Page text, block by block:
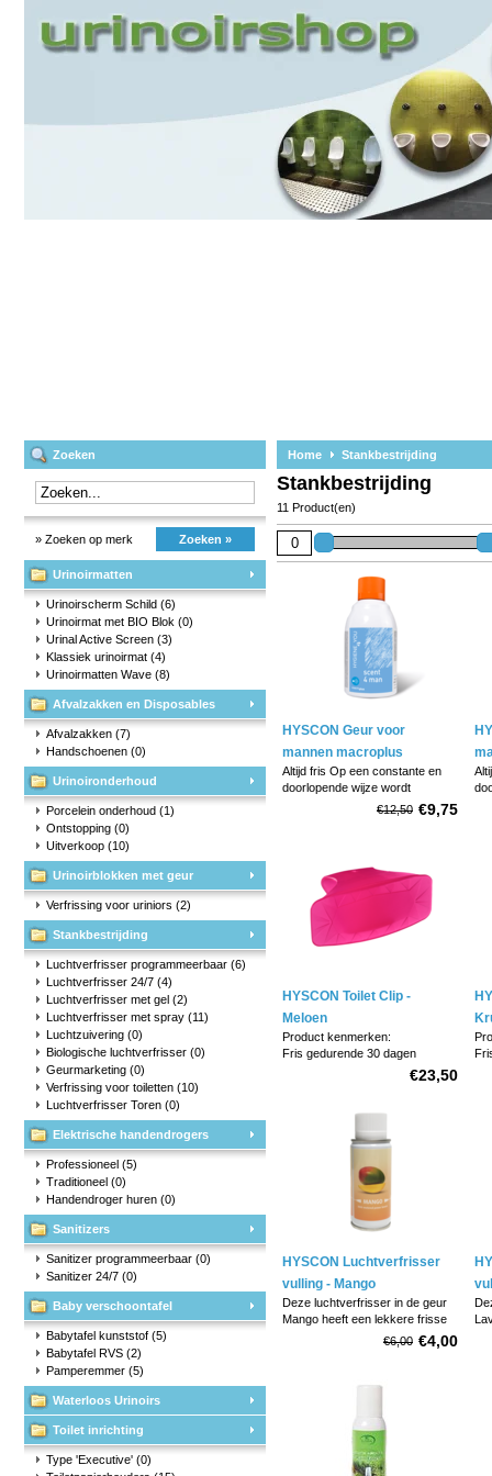
Zoeken
» Zoeken op merk Zoeken »
Urinoirmatten
Urinoirscherm Schild (6)
Urinoirmat met BIO Blok (0)
Urinal Active Screen (3)
Klassiek urinoirmat (4)
Urinoirmatten Wave (8)
Afvalzakken en Disposables
Afvalzakken (7)
Handschoenen (0)
Urinoironderhoud
Porcelein onderhoud (1)
Ontstopping (0)
Uitverkoop (10)
Urinoirblokken met geur
Verfrissing voor uriniors (2)
Stankbestrijding
Luchtverfrisser programmeerbaar (6)
Luchtverfrisser 24/7 (4)
Luchtverfrisser met gel (2)
Luchtverfrisser met spray (11)
Luchtzuivering (0)
Biologische luchtverfrisser (0)
Geurmarketing (0)
Verfrissing voor toiletten (10)
Luchtverfrisser Toren (0)
Elektrische handendrogers
Professioneel (5)
Traditioneel (0)
Handendroger huren (0)
Sanitizers
Sanitizer programmeerbaar (0)
Sanitizer 24/7 (0)
Baby verschoontafel
Babytafel kunststof (5)
Babytafel RVS (2)
Pamperemmer (5)
Waterloos Urinoirs
Toilet inrichting
Type 'Executive' (0)
Home Stankbestrijding
Stankbestrijding
11 Product(en)
HYSCON Geur voor
mannen macroplus
Altijd fris Op een constante en
doorlopende wijze wordt
gedurende een periode tot 90
dagen een parfum vrijgelaten dat
aangename geur die de hoge
standaard van netheid en
hygiëne verhoogt.
€9,75
€12,50
HYSCON Toilet Clip -
Meloen
Product kenmerken:
Fris gedurende 30 dagen
10 clips / doos.
€23,50
HYSCON Luchtverfrisser
vulling - Mango
Deze luchtverfrisser in de geur
Mango heeft een lekkere frisse
geur. Op een constante en
doorlopend wijze wordt
dagen een parfum vrijgelaten dat
€4,00
€6,00